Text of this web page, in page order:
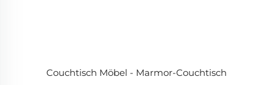
Couchtisch Möbel - Marmor-Couchtisch